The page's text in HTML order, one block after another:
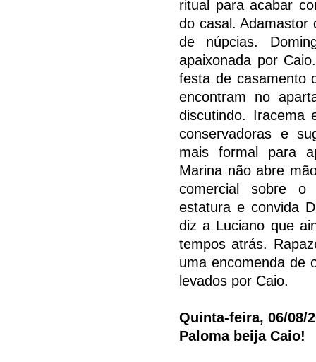
ritual para acabar
do casal. Adamastor
de núpcias.
apaixonada por
festa de casamento
encontram no
discutindo. Iracema
conservadoras e
mais formal para
Marina não abre
comercial sobre o
estatura e convida
diz a Luciano que
tempos atrás.
uma encomenda de
levados por Caio.
Quinta-feira, 06/08/
Paloma beija Caio!